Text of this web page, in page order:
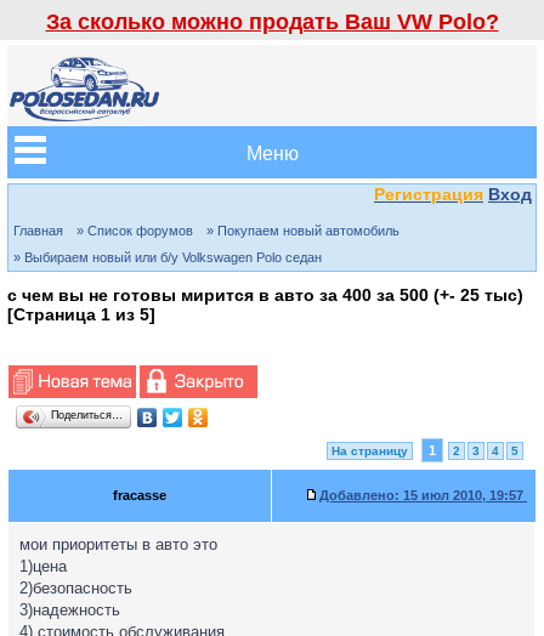
За сколько можно продать Ваш VW Polo?
Меню
Регистрация Вход
Главная » Список форумов
» Покупаем новый автомобиль
» Выбираем новый или б/у Volkswagen Polo седан
с чем вы не готовы мирится в авто за 400 за 500 (+- 25 тыс)
[Страница 1 из 5]
Поделиться…
На страницу 1 2 3 4 5
fracasse Добавлено: 15 июл 2010, 19:57
мои приоритеты в авто это
1)цена
2)безопасность
3)надежность
4) стоимость обслуживания